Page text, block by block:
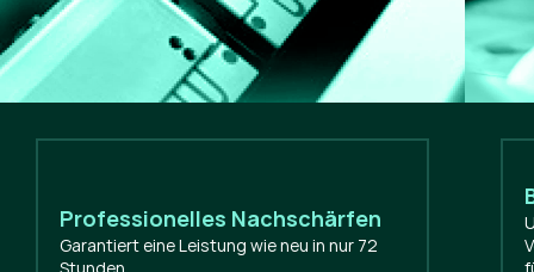
Professionelles Nachschärfen
Garantiert eine Leistung wie neu in nur 72